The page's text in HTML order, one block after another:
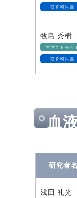
研究報告書
牧島 秀樹
アブストラク
研究報告書
血
研究者名
浅田 礼光